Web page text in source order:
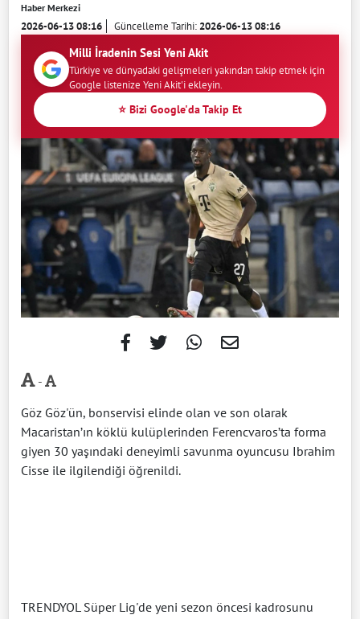
Haber Merkezi
2026-06-13 08:16 Güncelleme Tarihi:2026-06-13 08:16
Milli İradenin Sesi Yeni Akit
Türkiye ve dünyadaki gelişmeleri yakından takip etmek için
Google listenize Yeni Akit'i ekleyin.
⭐ Bizi Google'da Takip Et
-
Göz Göz'ün, bonservisi elinde olan ve son olarak
Macaristan’ın köklü kulüplerinden Ferencvaros’ta forma
giyen 30 yaşındaki deneyimli savunma oyuncusu Ibrahim
Cisse ile ilgilendiği öğrenildi.
TRENDYOL Süper Lig'de yeni sezon öncesi kadrosunu